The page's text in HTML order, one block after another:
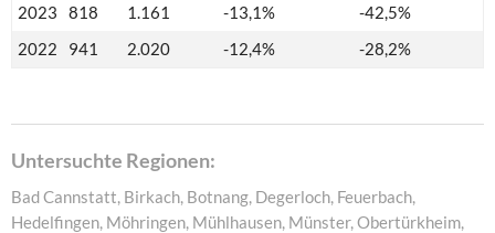
2023
818 1.161 -13,1%
-42,5%
2022
941 2.020 -12,4% -28,2%
Untersuchte Regionen:
Bad Cannstatt, Birkach, Botnang, Degerloch, Feuerbach,
Hedelfingen, Möhringen, Mühlhausen, Münster, Obertürkheim,